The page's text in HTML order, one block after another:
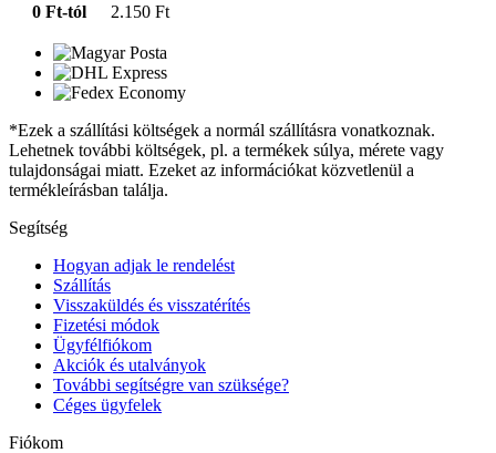
0 Ft-tól
2.150 Ft
*Ezek a szállítási költségek a normál szállításra vonatkoznak.
Lehetnek további költségek, pl. a termékek súlya, mérete vagy
tulajdonságai miatt. Ezeket az információkat közvetlenül a
termékleírásban találja.
Segítség
Hogyan adjak le rendelést
Szállítás
Visszaküldés és visszatérítés
Fizetési módok
Ügyfélfiókom
Akciók és utalványok
További segítségre van szüksége?
Céges ügyfelek
Fiókom